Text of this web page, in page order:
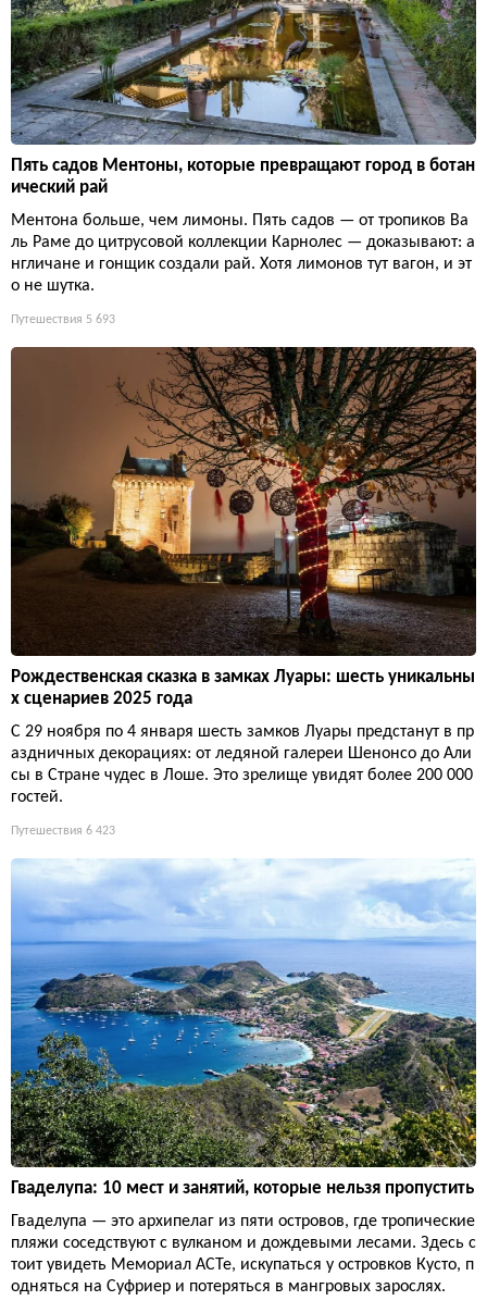
Пять садов Ментоны, которые превращают город в ботан
ический рай
Ментона больше, чем лимоны. Пять садов — от тропиков Ва
ль Раме до цитрусовой коллекции Карнолес — доказывают: а
нгличане и гонщик создали рай. Хотя лимонов тут вагон, и эт
о не шутка.
Путешествия 5 693
Рождественская сказка в замках Луары: шесть уникальны
х сценариев 2025 года
С 29 ноября по 4 января шесть замков Луары предстанут в пр
аздничных декорациях: от ледяной галереи Шенонсо до Али
сы в Стране чудес в Лоше. Это зрелище увидят более 200 000
гостей.
Путешествия 6 423
Гваделупа: 10 мест и занятий, которые нельзя пропустить
Гваделупа — это архипелаг из пяти островов, где тропические
пляжи соседствуют с вулканом и дождевыми лесами. Здесь с
тоит увидеть Мемориал ACTe, искупаться у островков Кусто, п
одняться на Суфриер и потеряться в мангровых зарослях.